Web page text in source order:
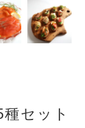
セット